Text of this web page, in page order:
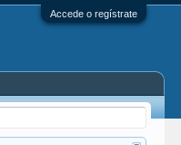
Accede o regístrate